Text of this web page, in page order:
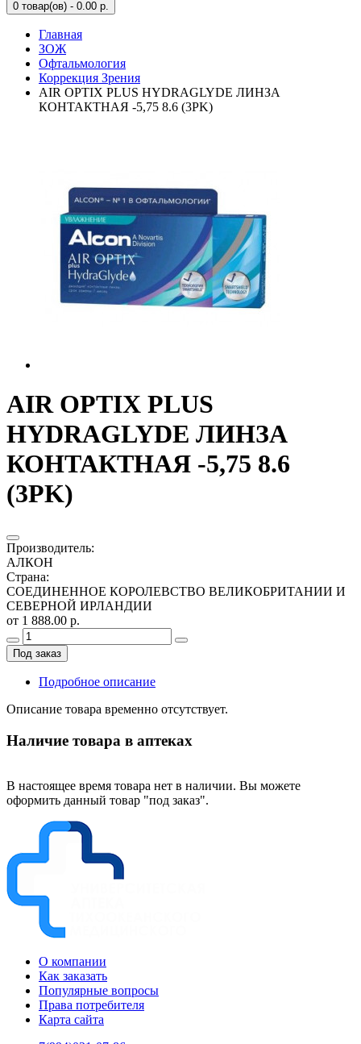
0 товар(ов) - 0.00 р.
Главная
ЗОЖ
Офтальмология
Коррекция Зрения
AIR OPTIX PLUS HYDRAGLYDE ЛИНЗА
КОНТАКТНАЯ -5,75 8.6 (3PK)
AIR OPTIX PLUS
HYDRAGLYDE ЛИНЗА
КОНТАКТНАЯ -5,75 8.6
(3PK)
Производитель:
АЛКОН
Страна:
СОЕДИНЕННОЕ КОРОЛЕВСТВО ВЕЛИКОБРИТАНИИ И
СЕВЕРНОЙ ИРЛАНДИИ
от 1 888.00 р.
Под заказ
Подробное описание
Описание товара временно отсутствует.
Наличие товара в аптеках
В настоящее время товара нет в наличии. Вы можете
оформить данный товар "под заказ".
О компании
Как заказать
Популярные вопросы
Права потребителя
Карта сайта